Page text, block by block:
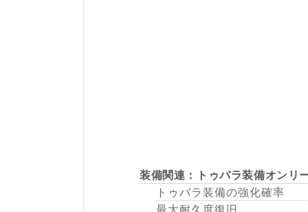
装備関連：トゥバラ装備オンリ
トゥバラ装備の強化確率
最大耐久度復旧